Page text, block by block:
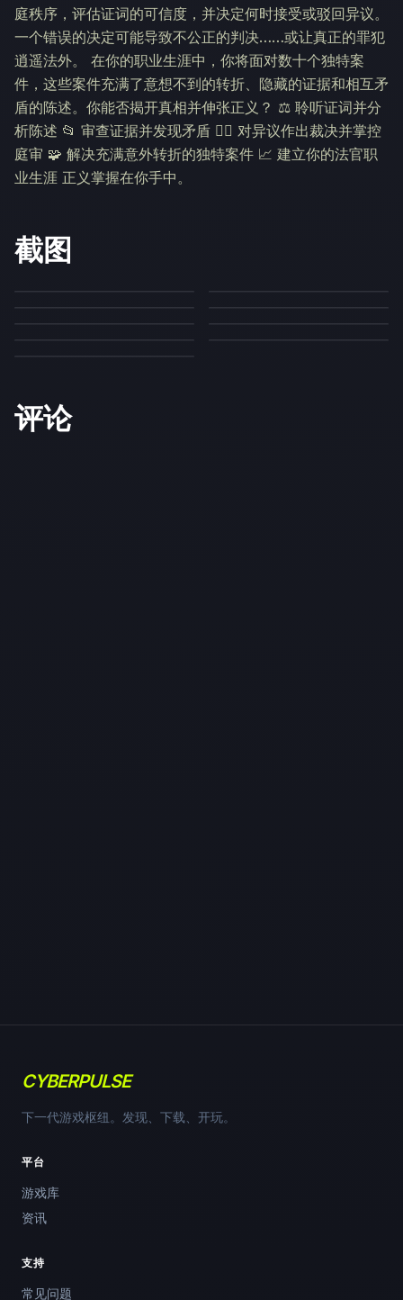
庭秩序，评估证词的可信度，并决定何时接受或驳回异议。
一个错误的决定可能导致不公正的判决……或让真正的罪犯
逍遥法外。 在你的职业生涯中，你将面对数十个独特案
件，这些案件充满了意想不到的转折、隐藏的证据和相互矛
盾的陈述。你能否揭开真相并伸张正义？ ⚖️ 聆听证词并分
析陈述 📂 审查证据并发现矛盾 👨‍⚖️ 对异议作出裁决并掌控
庭审 🧩 解决充满意外转折的独特案件 📈 建立你的法官职
业生涯 正义掌握在你手中。
截图
评论
CYBERPULSE
下一代游戏枢纽。发现、下载、开玩。
平台
游戏库
资讯
支持
常见问题